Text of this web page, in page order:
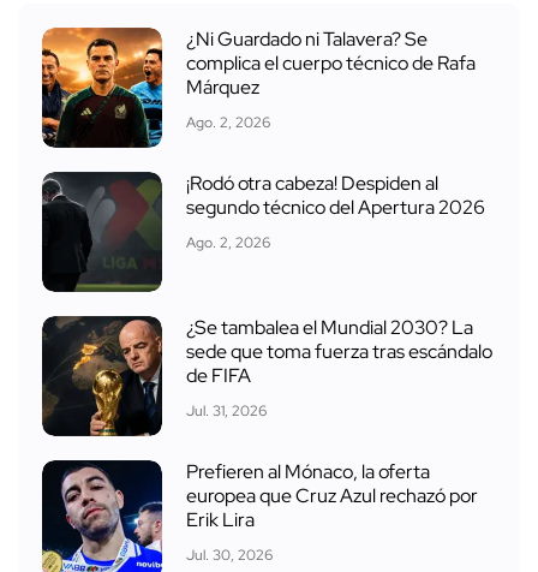
¿Ni Guardado ni Talavera? Se
complica el cuerpo técnico de Rafa
Márquez
Ago. 2, 2026
¡Rodó otra cabeza! Despiden al
segundo técnico del Apertura 2026
Ago. 2, 2026
¿Se tambalea el Mundial 2030? La
sede que toma fuerza tras escándalo
de FIFA
Jul. 31, 2026
Prefieren al Mónaco, la oferta
europea que Cruz Azul rechazó por
Erik Lira
Jul. 30, 2026